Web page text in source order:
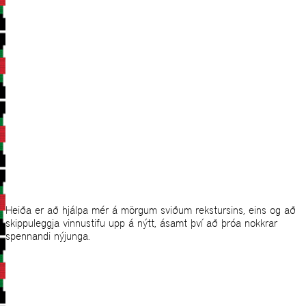
Heiða er að hjálpa mér á mörgum sviðum rekstursins, eins og að
skippuleggja vinnustifu upp á nýtt, ásamt því að þróa nokkrar
spennandi nýjunga.